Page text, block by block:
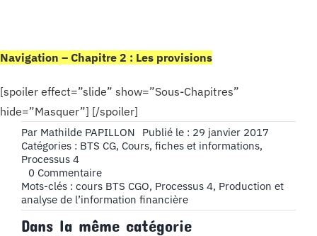
Navigation – Chapitre 2 : Les provisions
[spoiler effect=”slide” show=”Sous-Chapitres”
hide=”Masquer”] [/spoiler]
Par Mathilde PAPILLON
Publié le : 29 janvier 2017
Catégories : BTS CG, Cours, fiches et informations,
Processus 4
0 Commentaireon
Provisions,
dépréciation
d’une
créance
Mots-clés : cours BTS CGO, Processus 4, Production et
analyse de l’information financière
Dans la même catégorie